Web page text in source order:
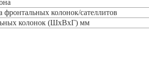
фронтальных колонок/сателлитов
колонок (ШxВxГ) мм